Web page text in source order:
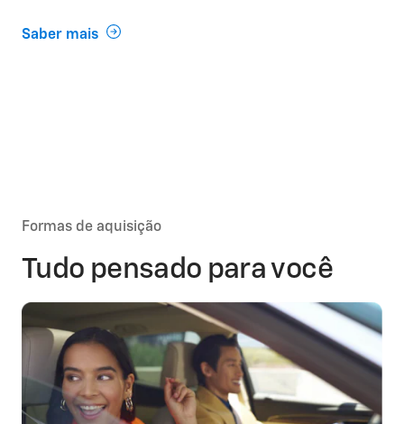
Saber mais
Formas de aquisição
Tudo pensado para você